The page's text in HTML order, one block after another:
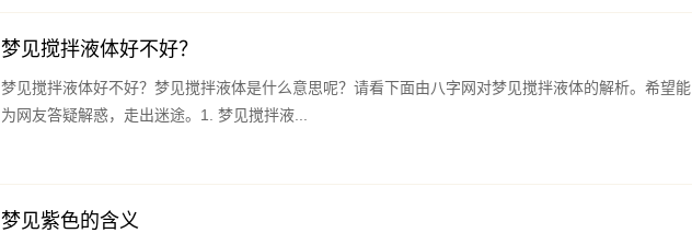
梦见搅拌液体好不好？
梦见搅拌液体好不好？梦见搅拌液体是什么意思呢？请看下面由八字网对梦见搅拌液体的解析。希望能
为网友答疑解惑，走出迷途。1. 梦见搅拌液...
梦见紫色的含义